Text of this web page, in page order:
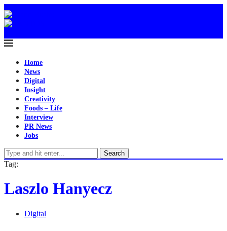
Home
News
Digital
Insight
Creativity
Foods – Life
Interview
PR News
Jobs
Search
Tag:
Laszlo Hanyecz
Digital